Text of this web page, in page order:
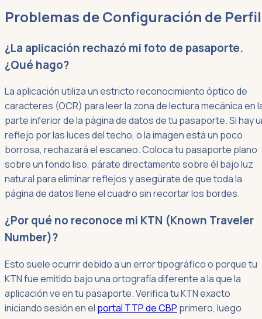
Problemas de Configuración de Perfil
¿La aplicación rechazó mi foto de pasaporte.
¿Qué hago?
La aplicación utiliza un estricto reconocimiento óptico de
caracteres (OCR) para leer la zona de lectura mecánica en
parte inferior de la página de datos de tu pasaporte. Si hay
reflejo por las luces del techo, o la imagen está un poco
borrosa, rechazará el escaneo. Coloca tu pasaporte plano
sobre un fondo liso, párate directamente sobre él bajo luz
natural para eliminar reflejos y asegúrate de que toda la
página de datos llene el cuadro sin recortar los bordes.
¿Por qué no reconoce mi KTN (Known Traveler
Number)?
Esto suele ocurrir debido a un error tipográfico o porque tu
KTN fue emitido bajo una ortografía diferente a la que la
aplicación ve en tu pasaporte. Verifica tu KTN exacto
iniciando sesión en el portal TTP de CBP primero, luego